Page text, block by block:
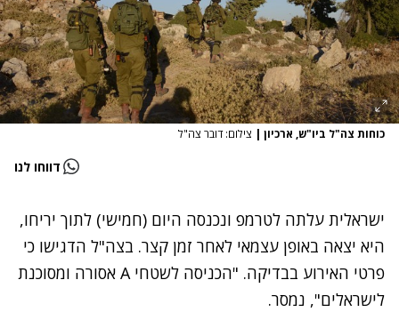
כוחות צה"ל ביו"ש, ארכיון | צילום: דובר צה"ל
דווחו לנו
ישראלית עלתה לטרמפ ונכנסה היום (חמישי) לתוך יריחו,
היא יצאה באופן עצמאי לאחר זמן קצר. בצה"ל הדגישו כי
פרטי האירוע בבדיקה. "הכניסה לשטחי A אסורה ומסוכנת
לישראלים", נמסר.